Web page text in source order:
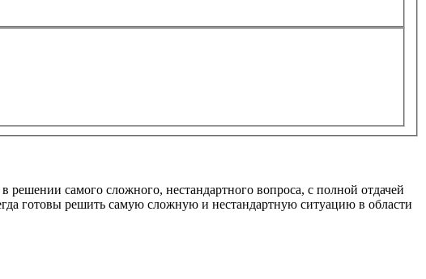
самого сложного, нестандартного вопроса, с полной отдачей
готовы решить самую сложную и нестандартную ситуацию в области